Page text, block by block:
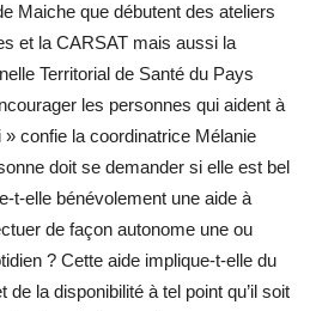
Maiche que débutent des ateliers
et la CARSAT mais aussi la
Territorial de Santé du Pays
les personnes qui aident à
» confie la coordinatrice Mélanie
doit se demander si elle est bel
t-elle bénévolement une aide à
de façon autonome une ou
? Cette aide implique-t-elle du
de la disponibilité à tel point qu’il soit